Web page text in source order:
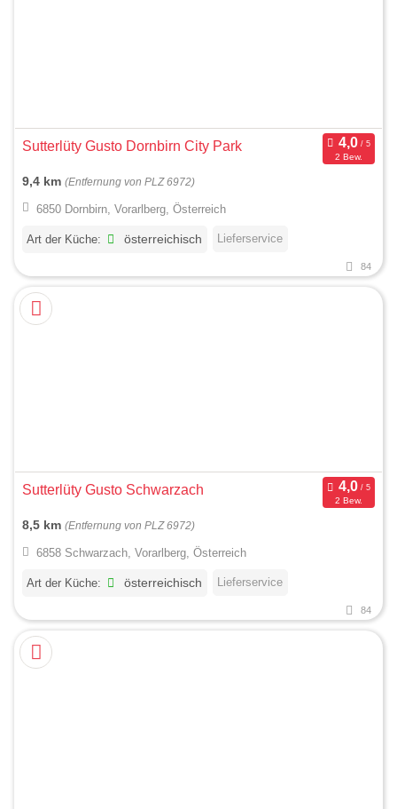
Sutterlüty Gusto Dornbirn City Park
2 Bew.
9,4 km (Entfernung von PLZ 6972)
6850 Dornbirn, Vorarlberg, Österreich
Art der Küche: österreichisch Lieferservice
84
Sutterlüty Gusto Schwarzach
2 Bew.
8,5 km (Entfernung von PLZ 6972)
6858 Schwarzach, Vorarlberg, Österreich
Art der Küche: österreichisch Lieferservice
84